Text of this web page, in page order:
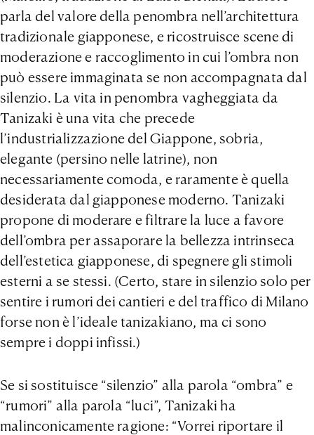
parla del valore della penombra nell’architettura
tradizionale giapponese, e ricostruisce scene di
moderazione e raccoglimento in cui l’ombra non
può essere immaginata se non accompagnata dal
silenzio. La vita in penombra vagheggiata da
Tanizaki è una vita che precede
l’industrializzazione del Giappone, sobria,
elegante (persino nelle latrine), non
necessariamente comoda, e raramente è quella
desiderata dal giapponese moderno. Tanizaki
propone di moderare e filtrare la luce a favore
dell’ombra per assaporare la bellezza intrinseca
dell’estetica giapponese, di spegnere gli stimoli
esterni a se stessi. (Certo, stare in silenzio solo per
sentire i rumori dei cantieri e del traffico di Milano
forse non è l’ideale tanizakiano, ma ci sono
sempre i doppi infissi.)
Se si sostituisce “silenzio” alla parola “ombra” e
“rumori” alla parola “luci”, Tanizaki ha
malinconicamente ragione: “Vorrei riportare il